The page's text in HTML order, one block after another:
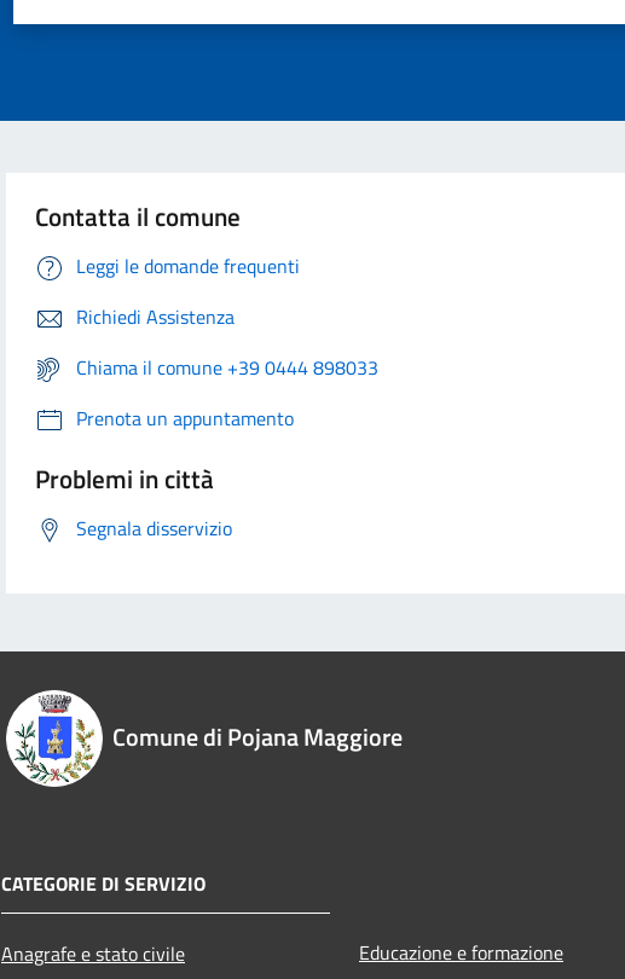
Contatta il comune
Leggi le domande frequenti
Richiedi Assistenza
Chiama il comune +39 0444 898033
Prenota un appuntamento
Problemi in città
Segnala disservizio
Comune di Pojana Maggiore
CATEGORIE DI SERVIZIO
Anagrafe e stato civile
Educazione e formazione